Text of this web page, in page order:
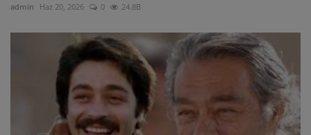
admin Haz 20, 2026 0 24.8B